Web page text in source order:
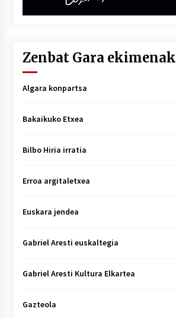
Zenbat Gara ekimenak
Algara konpartsa
Bakaikuko Etxea
Bilbo Hiria irratia
Erroa argitaletxea
Euskara jendea
Gabriel Aresti euskaltegia
Gabriel Aresti Kultura Elkartea
Gazteola